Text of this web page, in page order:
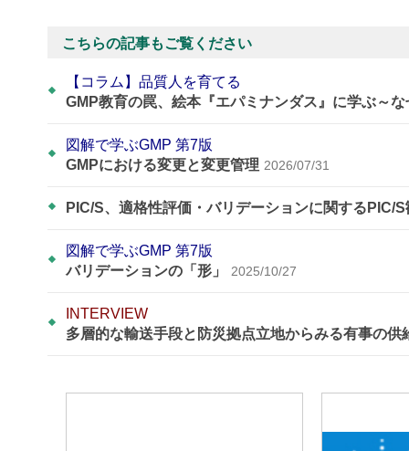
こちらの記事もご覧ください
【コラム】品質人を育てる
GMP教育の罠、絵本『エパミナンダス』に学ぶ～
図解で学ぶGMP 第7版
GMPにおける変更と変更管理 2026/07/31
PIC/S、適格性評価・バリデーションに関するPIC/
図解で学ぶGMP 第7版
バリデーションの「形」
2025/10/27
INTERVIEW
多層的な輸送手段と防災拠点立地からみる有事の